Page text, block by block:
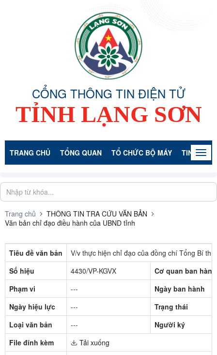
CỔNG THÔNG TIN ĐIỆN TỬ
TỈNH LẠNG SƠN
TRANG CHỦ TỔNG QUAN TỔ CHỨC BỘ MÁY TIN TỨC -
Trang chủ
THÔNG TIN TRA CỨU VĂN BẢN
Văn bản chỉ đạo điều hành của UBND tỉnh
Tiêu đề văn bản
V/v thực hiện chỉ đạo của đồng chí Tổng Bí
Số hiệu
4430/VP-KGVX
Cơ quan ban hành
Phạm vi
---
Ngày ban hành
Ngày hiệu lực
---
Trạng thái
Loại văn bản
---
Người ký
File đính kèm
Tải xuống